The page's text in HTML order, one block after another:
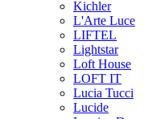
Kichler
L'Arte Luce
LIFTEL
Lightstar
Loft House
LOFT IT
Lucia Tucci
Lucide